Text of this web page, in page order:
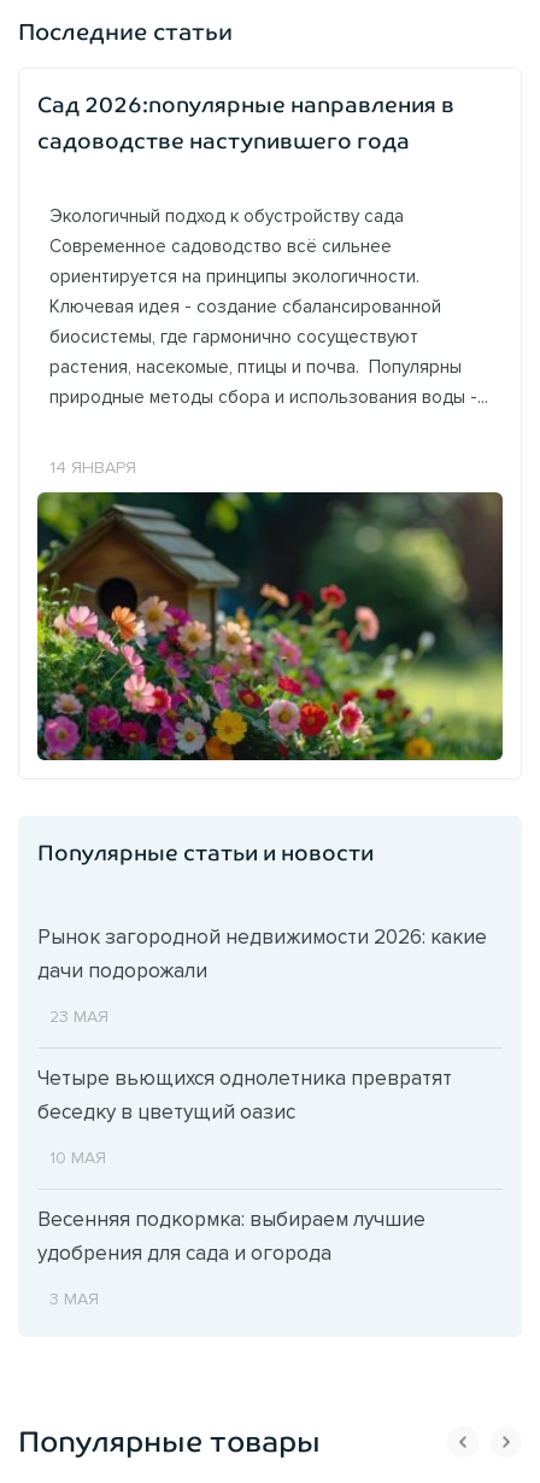
Последние статьи
Сад 2026:популярные направления в
садоводстве наступившего года
Экологичный подход к обустройству сада
Современное садоводство всё сильнее
ориентируется на принципы экологичности.
Ключевая идея - создание сбалансированной
биосистемы, где гармонично сосуществуют
растения, насекомые, птицы и почва. Популярны
природные методы сбора и использования воды -...
14 ЯНВАРЯ
Популярные статьи и новости
Рынок загородной недвижимости 2026: какие
дачи подорожали
23 МАЯ
Четыре вьющихся однолетника превратят
беседку в цветущий оазис
10 МАЯ
Весенняя подкормка: выбираем лучшие
удобрения для сада и огорода
3 МАЯ
Популярные товары